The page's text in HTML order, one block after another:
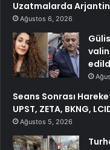
Uzatmalarda
Ağustos 6, 2026
Seans Sonrası
UPST, ZETA, BKNG,
Ağustos 5, 2026